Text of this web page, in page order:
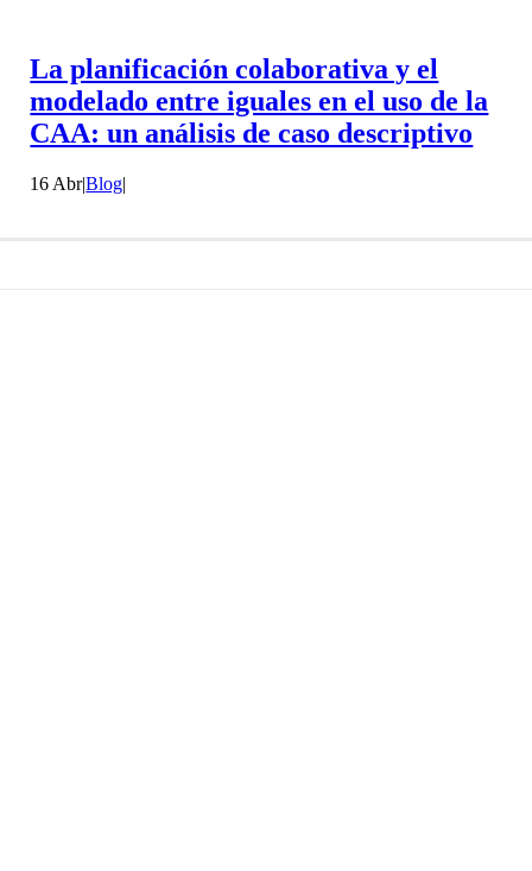
La planificación colaborativa y el
modelado entre iguales en el uso de la
CAA: un análisis de caso descriptivo
16 Abr|Blog|